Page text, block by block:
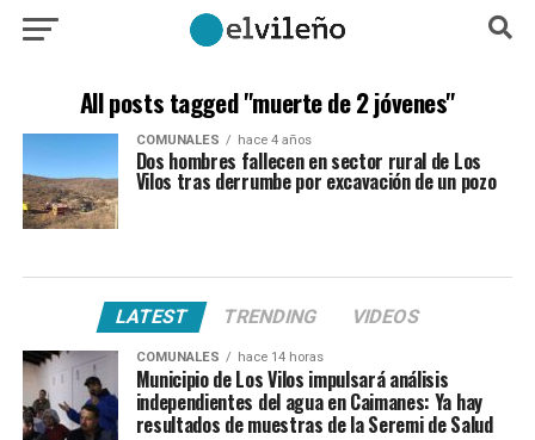
All posts tagged "muerte de 2 jóvenes"
COMUNALES hace 4 años
Dos hombres fallecen en sector rural de Los
Vilos tras derrumbe por excavación de un pozo
LATEST TRENDING VIDEOS
COMUNALES hace 14 horas
Municipio de Los Vilos impulsará análisis
independientes del agua en Caimanes: Ya hay
resultados de muestras de la Seremi de Salud